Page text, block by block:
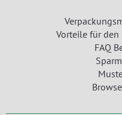
Vorteile für den
FAQ